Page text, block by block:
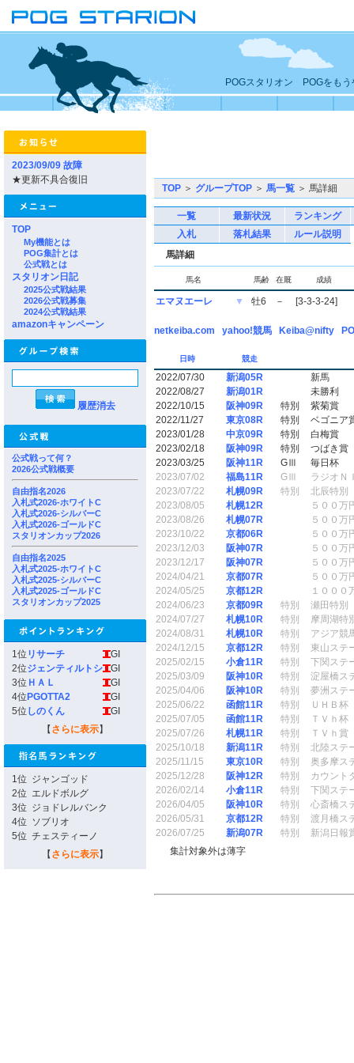
POGスタリオン POGをもう
2023/09/09 故障
★更新不具合復旧
TOP
My機能とは
POG集計とは
公式戦とは
スタリオン日記
2025公式戦結果
2026公式戦募集
2024公式戦結果
amazonキャンペーン
履歴消去
公式戦って何？
2026公式戦概要
自由指名2026
入札式2026-ホワイトC
入札式2026-シルバーC
入札式2026-ゴールドC
スタリオンカップ2026
自由指名2025
入札式2025-ホワイトC
入札式2025-シルバーC
入札式2025-ゴールドC
スタリオンカップ2025
1位 リサーチ
GI
2位ジェンティルトシ
GI
3位 ＨＡＬ
GI
4位 PGOTTA2
GI
5位 しのくん
GI
【 さらに表示】
1位 ジャンゴッド
2位 エルドボルグ
3位 ジョドレルバンク
4位 ソブリオ
5位 チェスティーノ
【 さらに表示】
TOP ＞ グループTOP ＞ 馬一覧 ＞ 馬詳細
一覧 最新状況
ランキング
入札
落札結果
ルール説明
馬詳細
馬名 馬齢 在厩 成績
エマヌエーレ ▼ 牡6 － [3-3-3-24]
netkeiba.com yahoo!競馬 Keiba@nifty
日時 競走
2022/07/30 新潟05R
新馬
2022/08/27
新潟01R
未勝利
2022/10/15
阪神09R 特別
紫菊賞
2022/11/27
東京08R 特別
ベゴニア
2023/01/28
中京09R 特別
白梅賞
2023/02/18
阪神09R 特別
つばき賞
2023/03/25
阪神11R GⅢ
毎日杯
2023/07/02
福島11R GⅢ
ラジオＮ
2023/07/22
札幌09R 特別
北辰特別
2023/08/05
札幌12R
５００万
2023/08/26
札幌07R
５００万
2023/10/22
京都06R
５００万
2023/12/03
阪神07R
５００万
2023/12/17
阪神07R
５００万
2024/04/21
京都07R
５００万
2024/05/25
京都12R
１０００
2024/06/23
京都09R 特別
瀬田特別
2024/07/27
札幌10R 特別
摩周湖特
2024/08/31
札幌10R 特別
アジア競
2024/12/15
京都12R 特別
東山ステ
2025/02/15
小倉11R 特別
下関ステ
2025/03/09
阪神10R 特別
淀屋橋ス
2025/04/06
阪神10R 特別
夢洲ステ
2025/06/22
函館11R 特別
ＵＨＢ杯
2025/07/05
函館11R 特別
ＴＶｈ杯
2025/07/26
札幌11R 特別
ＴＶｈ賞
2025/10/18
新潟11R 特別
北陸ステ
2025/11/15
東京10R 特別
奥多摩ス
2025/12/28
阪神12R 特別
カウント
2026/02/14
小倉11R 特別
下関ステ
2026/04/05
阪神10R 特別
心斎橋ス
2026/05/31
京都12R 特別
渡月橋ス
2026/07/25
新潟07R 特別
新潟日報
集計対象外は薄字